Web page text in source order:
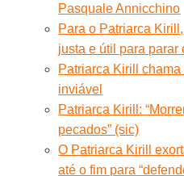
Pasquale Annicchino
Para o Patriarca
justa e útil para parar
Patriarca Kirill
inviável
Patriarca Kirill:
pecados” (sic)
O Patriarca Kirill
até o fim para